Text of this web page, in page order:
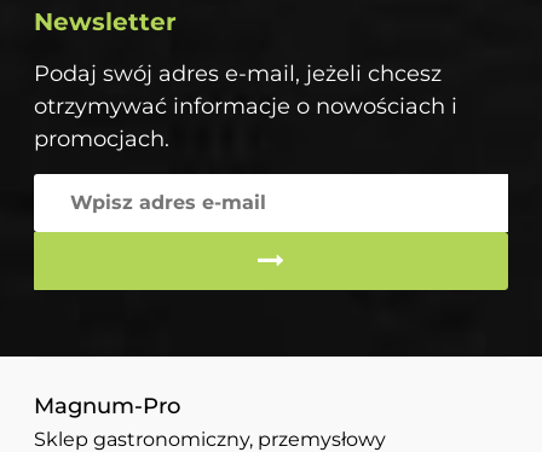
Newsletter
Podaj swój adres e-mail, jeżeli chcesz
otrzymywać informacje o nowościach i
promocjach.
Magnum-Pro
Sklep gastronomiczny, przemysłowy